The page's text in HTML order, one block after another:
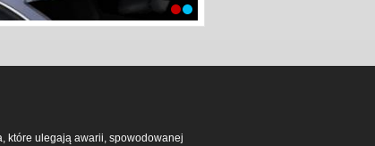
które ulegają awarii, spowodowanej